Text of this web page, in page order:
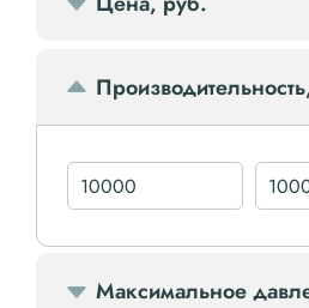
Компрессоры доп.
Максимальное